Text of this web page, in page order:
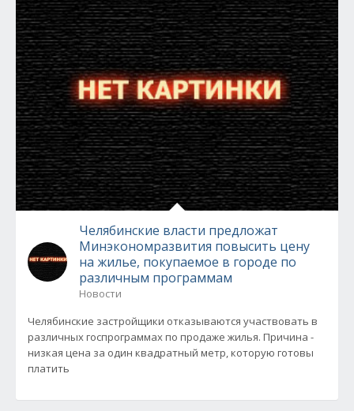
Челябинские власти предложат
Минэкономразвития повысить цену
на жилье, покупаемое в городе по
различным программам
Новости
Челябинские застройщики отказываются участвовать в
различных госпрограммах по продаже жилья. Причина -
низкая цена за один квадратный метр, которую готовы
платить